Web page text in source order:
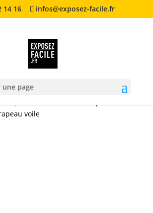
14 16 infos@exposez-facile.fr
page
voile